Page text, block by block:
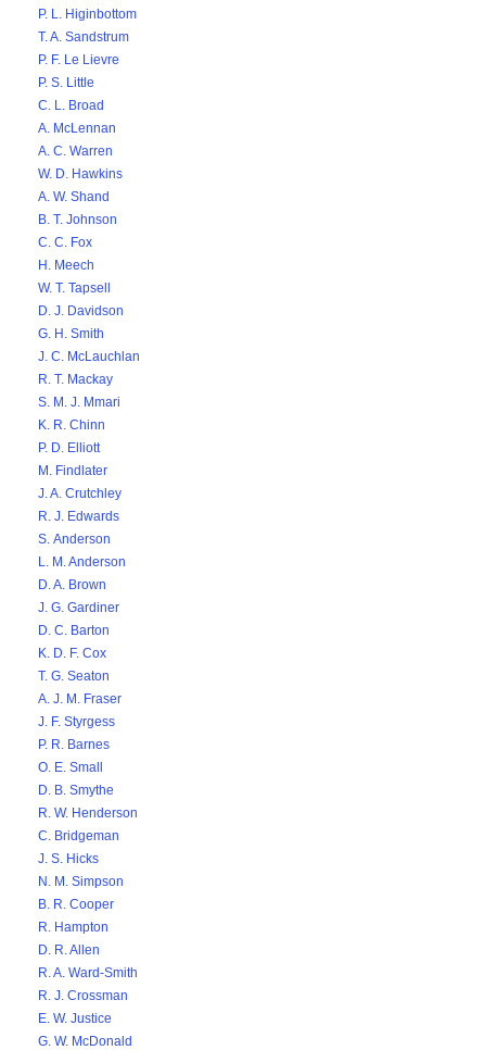
P. L. Higinbottom
T. A. Sandstrum
P. F. Le Lievre
P. S. Little
C. L. Broad
A. McLennan
A. C. Warren
W. D. Hawkins
A. W. Shand
B. T. Johnson
C. C. Fox
H. Meech
W. T. Tapsell
D. J. Davidson
G. H. Smith
J. C. McLauchlan
R. T. Mackay
S. M. J. Mmari
K. R. Chinn
P. D. Elliott
M. Findlater
J. A. Crutchley
R. J. Edwards
S. Anderson
L. M. Anderson
D. A. Brown
J. G. Gardiner
D. C. Barton
K. D. F. Cox
T. G. Seaton
A. J. M. Fraser
J. F. Styrgess
P. R. Barnes
O. E. Small
D. B. Smythe
R. W. Henderson
C. Bridgeman
J. S. Hicks
N. M. Simpson
B. R. Cooper
R. Hampton
D. R. Allen
R. A. Ward-Smith
R. J. Crossman
E. W. Justice
G. W. McDonald